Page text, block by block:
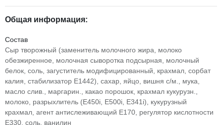
Общая информация:
Состав
Сыр творожный (заменитель молочного жира, молоко
обезжиренное, молочная сыворотка подсырная, молочный
белок, соль, загуститель модифицированный, крахмал, сорбат
калия, стабилизатор Е1442), сахар, яйцо, вишня с/м., мука,
масло слив., маргарин., какао порошок, крахмал кукурузн.,
молоко, разрыхлитель (Е450i, E500i, E341i), кукурузный
крахмал, агент антислеживающий Е170, регулятор кислотности
Е330, соль, ванилин